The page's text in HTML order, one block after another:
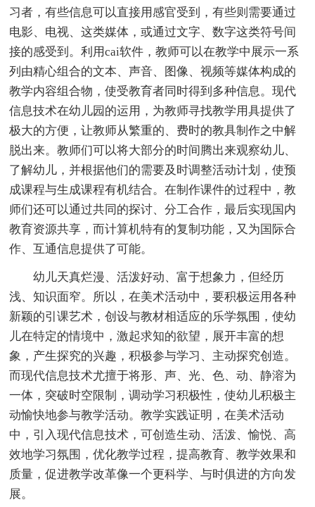
习者，有些信息可以直接用感官受到，有些则需要通过
电影、电视、这类媒体，或通过文字、数字这类符号间
接的感受到。利用cai软件，教师可以在教学中展示一系
列由精心组合的文本、声音、图像、视频等媒体构成的
教学内容组合物，使受教育者同时得到多种信息。现代
信息技术在幼儿园的运用，为教师寻找教学用具提供了
极大的方便，让教师从繁重的、费时的教具制作之中解
脱出来。教师们可以将大部分的时间腾出来观察幼儿、
了解幼儿，并根据他们的需要及时调整活动计划，使预
成课程与生成课程有机结合。在制作课件的过程中，教
师们还可以通过共同的探讨、分工合作，最后实现国内
教育资源共享，而计算机特有的复制功能，又为国际合
作、互通信息提供了可能。
幼儿天真烂漫、活泼好动、富于想象力，但经历
浅、知识面窄。所以，在美术活动中，要积极运用各种
新颖的引课艺术，创设与教材相适应的乐学氛围，使幼
儿在特定的情境中，激起求知的欲望，展开丰富的想
象，产生探究的兴趣，积极参与学习、主动探究创造。
而现代信息技术尤擅于将形、声、光、色、动、静溶为
一体，突破时空限制，调动学习积极性，使幼儿积极主
动愉快地参与教学活动。教学实践证明，在美术活动
中，引入现代信息技术，可创造生动、活泼、愉悦、高
效地学习氛围，优化教学过程，提高教育、教学效果和
质量，促进教学改革像一个更科学、与时俱进的方向发
展。